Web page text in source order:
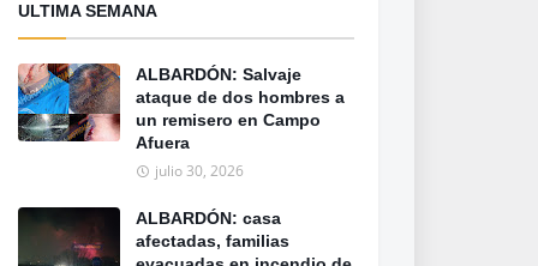
ULTIMA SEMANA
ALBARDÓN: Salvaje
ataque de dos hombres a
un remisero en Campo
Afuera
julio 30, 2026
ALBARDÓN: casa
afectadas, familias